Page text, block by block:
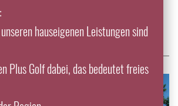
hauseigenen Leistungen sind
Plus Golf dabei, das bedeutet freies